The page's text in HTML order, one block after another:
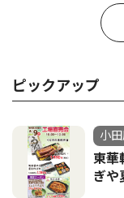
ピックアップ
小
東
ぎや